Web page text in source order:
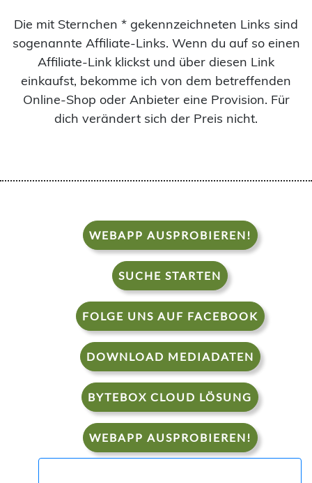
Die mit Sternchen * gekennzeichneten Links sind
sogenannte Affiliate-Links. Wenn du auf so einen
Affiliate-Link klickst und über diesen Link
einkaufst, bekomme ich von dem betreffenden
Online-Shop oder Anbieter eine Provision. Für
dich verändert sich der Preis nicht.
WEBAPP AUSPROBIEREN!
SUCHE STARTEN
FOLGE UNS AUF FACEBOOK
DOWNLOAD MEDIADATEN
BYTEBOX CLOUD LÖSUNG
WEBAPP AUSPROBIEREN!